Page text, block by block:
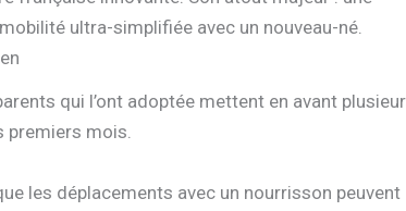
ultra-simplifiée avec un nouveau-né.
qui l’ont adoptée mettent en avant
premiers mois.
les déplacements avec un nourrisson peuvent